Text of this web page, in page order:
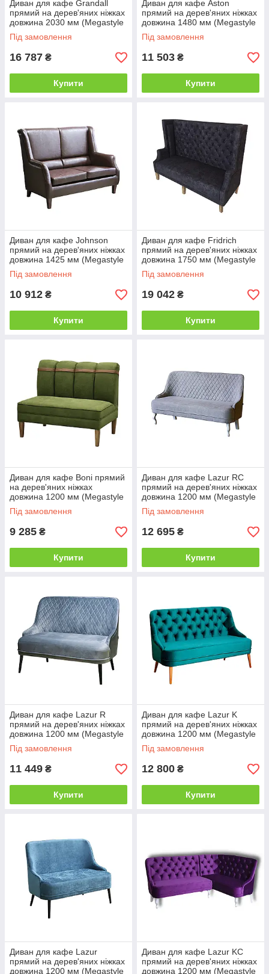
Диван для кафе Grandall
прямий на дерев'яних ніжках
довжина 2030 мм (Megastyle
ТМ)
Під замовлення
16 787 ₴
Купити
Диван для кафе Aston
прямий на дерев'яних ніжках
довжина 1480 мм (Megastyle
ТМ)
Під замовлення
11 503 ₴
Купити
Диван для кафе Johnson
прямий на дерев'яних ніжках
довжина 1425 мм (Megastyle
ТМ)
Під замовлення
10 912 ₴
Купити
Диван для кафе Fridrich
прямий на дерев'яних ніжках
довжина 1750 мм (Megastyle
ТМ)
Під замовлення
19 042 ₴
Купити
Диван для кафе Boni прямий
на дерев'яних ніжках
довжина 1200 мм (Megastyle
ТМ)
Під замовлення
9 285 ₴
Купити
Диван для кафе Lazur RC
прямий на дерев'яних ніжках
довжина 1200 мм (Megastyle
ТМ)
Під замовлення
12 695 ₴
Купити
Диван для кафе Lazur R
прямий на дерев'яних ніжках
довжина 1200 мм (Megastyle
ТМ)
Під замовлення
11 449 ₴
Купити
Диван для кафе Lazur K
прямий на дерев'яних ніжках
довжина 1200 мм (Megastyle
ТМ)
Під замовлення
12 800 ₴
Купити
Диван для кафе Lazur
прямий на дерев'яних ніжках
довжина 1200 мм (Megastyle
Диван для кафе Lazur KC
прямий на дерев'яних ніжках
довжина 1200 мм (Megastyle